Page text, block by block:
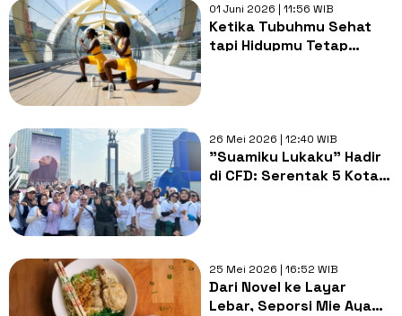
01 Juni 2026 | 11:56 WIB
Ketika Tubuhmu Sehat
tapi Hidupmu Tetap
26 Mei 2026 | 12:40 WIB
"Suamiku Lukaku" Hadir
di CFD: Serentak 5 Kota,
25 Mei 2026 | 16:52 WIB
Dari Novel ke Layar
Lebar, Seporsi Mie Ayam